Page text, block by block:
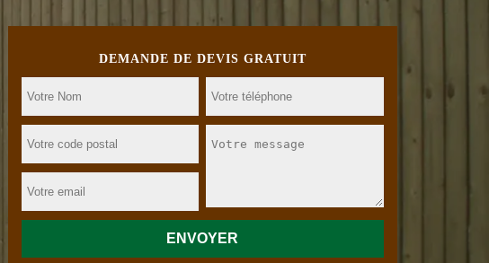
DEMANDE DE DEVIS GRATUIT